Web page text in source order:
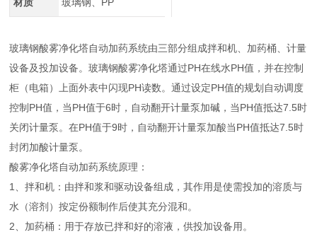
玻璃钢酸雾净化塔自动加药系统由三部分组成拌和机、加药桶、计量
设备及投加设备。玻璃钢酸雾净化塔通过PH在线水PH值，并在控制
柜（电箱）上面外表中闪现PH读数。通过设定PH值的规划自动调度
控制PH值，当PH值于6时，自动翻开计量泵加碱，当PH值抵达7.5时
关闭计量泵。在PH值于9时，自动翻开计量泵加酸当PH值抵达7.5时
封闭加酸计量泵。
酸雾净化塔自动加药系统原理：
1、拌和机：由拌和浆和驱动设备组成，其作用是使需投加的溶质与
水（溶剂）按定份额制作后使其充分混和。
2、加药桶：用于存放已拌和好的溶液，供投加设备用。